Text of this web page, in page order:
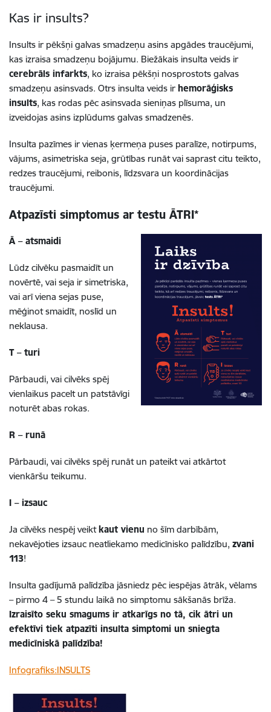
Kas ir insults?
Insults ir pēkšņi galvas smadzeņu asins apgādes traucējumi,
kas izraisa smadzeņu bojājumu. Biežākais insulta veids ir
cerebrāls infarkts, ko izraisa pēkšņi nosprostots galvas
smadzeņu asinsvads. Otrs insulta veids ir hemorāģisks
insults, kas rodas pēc asinsvada sieniņas plīsuma, un
izveidojas asins izplūdums galvas smadzenēs.
Insulta pazīmes ir vienas ķermeņa puses paralīze, notirpums,
vājums, asimetriska seja, grūtības runāt vai saprast citu teikto,
redzes traucējumi, reibonis, līdzsvara un koordinācijas
traucējumi.
Atpazīsti simptomus ar testu ĀTRI*
Ā – atsmaidi
Lūdz cilvēku pasmaidīt un
novērtē, vai seja ir simetriska,
vai arī viena sejas puse,
mēģinot smaidīt, noslīd un
neklausa.
T – turi
Pārbaudi, vai cilvēks spēj
vienlaikus pacelt un patstāvīgi
noturēt abas rokas.
R – runā
Pārbaudi, vai cilvēks spēj runāt un pateikt vai atkārtot
vienkāršu teikumu.
I – izsauc
Ja cilvēks nespēj veiktkaut vienu no šīm darbībām,
nekavējoties izsauc neatliekamo medicīnisko palīdzību, zvani
113!
Insulta gadījumā palīdzība jāsniedz pēc iespējas ātrāk, vēlams
– pirmo 4 – 5 stundu laikā no simptomu sākšanās brīža.
Izraisīto seku smagums ir atkarīgs no tā, cik ātri un
efektīvi tiek atpazīti insulta simptomi un sniegta
medicīniskā palīdzība!
Infografiks:INSULTS